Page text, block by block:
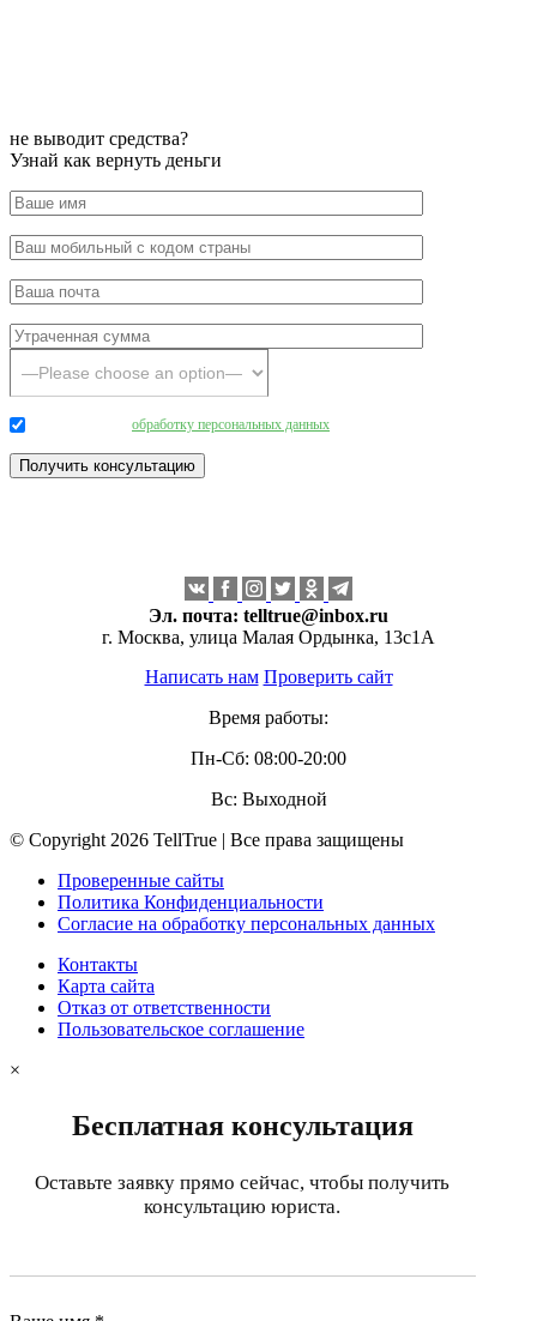
не выводит средства?
Узнай как вернуть деньги
обработку персональных данных
Эл. почта: telltrue@inbox.ru
г. Москва, улица Малая Ордынка, 13с1А
Написать нам Проверить сайт
Время работы:
Пн-Сб: 08:00-20:00
Вс: Выходной
© Copyright 2026 TellTrue | Все права защищены
Проверенные сайты
Политика Конфиденциальности
Согласие на обработку персональных данных
Контакты
Карта сайта
Отказ от ответственности
Пользовательское соглашение
×
Бесплатная консультация
Оставьте заявку прямо сейчас, чтобы получить
консультацию юриста.